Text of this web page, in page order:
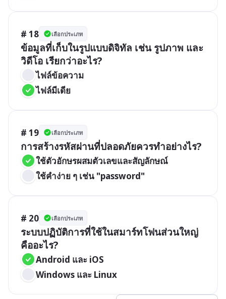
# 18 เลือกประเภท
ข้อมูลที่เก็บในรูปแบบดิจิทัล เช่น รูปภาพ และ
วิดีโอ เรียกว่าอะไร?
ไฟล์ข้อความ
ไฟล์มีเดีย
# 19 เลือกประเภท
การสร้างรหัสผ่านที่ปลอดภัยควรทำอย่างไร?
ใช้ตัวอักษรผสมตัวเลขและสัญลักษณ์
ใช้คำง่าย ๆ เช่น "password"
# 20 เลือกประเภท
ระบบปฏิบัติการที่ใช้ในสมาร์ทโฟนส่วนใหญ่
คืออะไร?
Android และ iOS
Windows และ Linux